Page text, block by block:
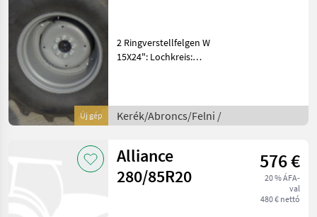
Új gép
2 Ringverstellfelgen W
15X24": Lochkreis:
Räder: € 2.290, - inkl. MwSt.
und 2 Ringv
Kerék/Abroncs/Felni /
Alliance
280/85R20
576 €
20 % ÁFA-
val
480 € nettó